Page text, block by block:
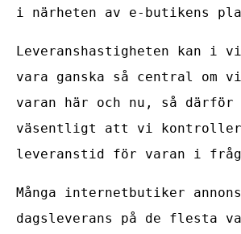
i närheten av e-butikens
Leveranshastigheten kan i
vara ganska så central om
varan här och nu, så därför
väsentligt att vi
leveranstid för varan i
Många internetbutiker
dagsleverans på de flesta